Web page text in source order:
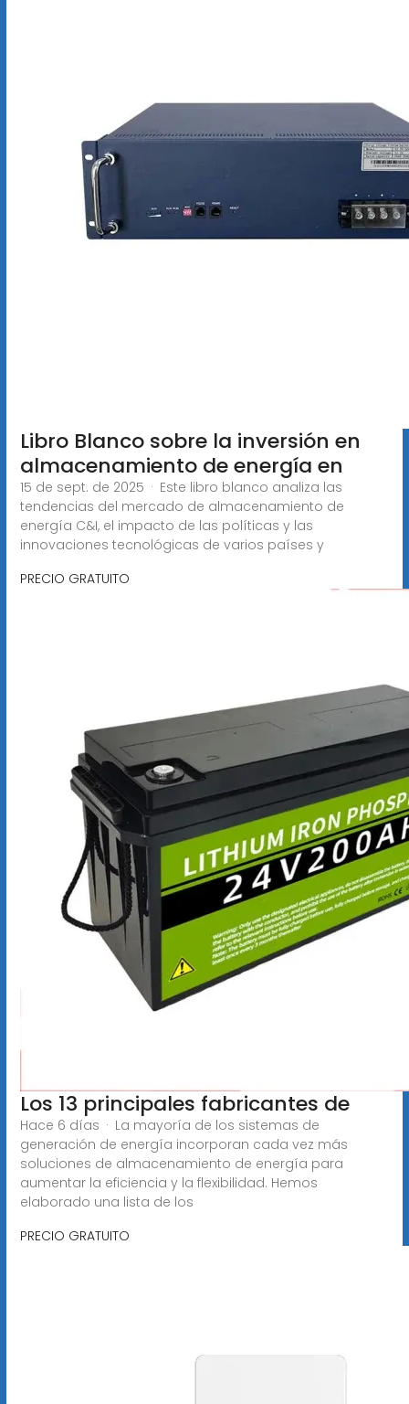
Libro Blanco sobre la inversión en
almacenamiento de energía en
15 de sept. de 2025 · Este libro blanco analiza las
tendencias del mercado de almacenamiento de
energía C&I, el impacto de las políticas y las
innovaciones tecnológicas de varios países y
PRECIO GRATUITO
Los 13 principales fabricantes de
Hace 6 días · La mayoría de los sistemas de
generación de energía incorporan cada vez más
soluciones de almacenamiento de energía para
aumentar la eficiencia y la flexibilidad. Hemos
elaborado una lista de los
PRECIO GRATUITO